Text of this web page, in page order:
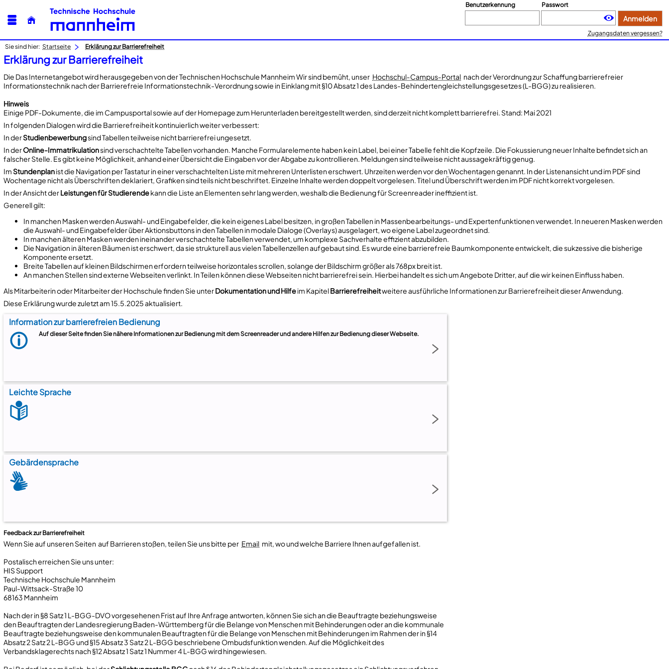
Benutzerkennung Passwort
Anmelden
Zugangsdaten vergessen?
Sie sind hier: Startseite Erklärung zur Barrierefreiheit
Erklärung zur Barrierefreiheit
Die Das Internetangebot wird herausgegeben von der Technischen Hochschule Mannheim Wir sind bemüht, unser Hochschul‑Campus‑Portal nach der Verordnung zur Schaffung barrierefreier
Informationstechnik nach der Barrierefreie Informationstechnik-Verordnung sowie in Einklang mit §10 Absatz 1 des Landes-Behindertengleichstellungsgesetzes (L-BGG) zu realisieren.
Hinweis
Einige PDF-Dokumente, die im Campusportal sowie auf der Homepage zum Herunterladen bereitgestellt werden, sind derzeit nicht komplett barrierefrei. Stand: Mai 2021
In folgenden Dialogen wird die Barrierefreiheit kontinuierlich weiter verbessert:
In derStudienbewerbungsind Tabellen teilweise nicht barrierefrei ungesetzt.
In derOnline-Immatrikulationsind verschachtelte Tabellen vorhanden. Manche Formularelemente haben kein Label, bei einer Tabelle fehlt die Kopfzeile. Die Fokussierung neuer Inhalte befindet sich an
falscher Stelle. Es gibt keine Möglichkeit, anhand einer Übersicht die Eingaben vor der Abgabe zu kontrollieren. Meldungen sind teilweise nicht aussagekräftig genug.
Im Stundenplanist die Navigation per Tastatur in einer verschachtelten Liste mit mehreren Unterlisten erschwert. Uhrzeiten werden vor den Wochentagen genannt. In der Listenansicht und im PDF sind
Wochentage nicht als Überschriften deklariert, Grafiken sind teils nicht beschriftet. Einzelne Inhalte werden doppelt vorgelesen. Titel und Überschrift werden im PDF nicht korrekt vorgelesen.
In der Ansicht derLeistungen für Studierendekann die Liste an Elementen sehr lang werden, weshalb die Bedienung für Screenreader ineffizient ist.
Generell gilt:
In manchen Masken werden Auswahl- und Eingabefelder, die kein eigenes Label besitzen, in großen Tabellen in Massenbearbeitungs- und Expertenfunktionen verwendet. In neueren Masken werden
die Auswahl- und Eingabefelder über Aktionsbuttons in den Tabellen in modale Dialoge (Overlays) ausgelagert, wo eigene Label zugeordnet sind.
In manchen älteren Masken werden ineinander verschachtelte Tabellen verwendet, um komplexe Sachverhalte effizient abzubilden.
Die Navigation in älteren Bäumen ist erschwert, da sie strukturell aus vielen Tabellenzellen aufgebaut sind. Es wurde eine barrierefreie Baumkomponente entwickelt, die sukzessive die bisherige
Komponente ersetzt.
Breite Tabellen auf kleinen Bildschirmen erfordern teilweise horizontales scrollen, solange der Bildschirm größer als 768px breit ist.
An manchen Stellen sind externe Webseiten verlinkt. In Teilen können diese Webseiten nicht barrierefrei sein. Hierbei handelt es sich um Angebote Dritter, auf die wir keinen Einfluss haben.
Als Mitarbeiterin oder Mitarbeiter der Hochschule finden Sie unterDokumentation und Hilfeim KapitelBarrierefreiheitweitere ausführliche Informationen zur Barrierefreiheit dieser Anwendung.
Diese Erklärung wurde zuletzt am 15.5.2025 aktualisiert.
Information zur barrierefreien Bedienung
Auf dieser Seite finden Sie nähere Informationen zur Bedienung mit dem Screenreader und andere Hilfen zur Bedienung dieser Webseite.
Leichte Sprache
Gebärdensprache
Feedbackzur Barrierefreiheit
Wenn Sie auf unseren Seiten auf Barrieren stoßen, teilen Sie uns bitte per Email mit, wo und welche Barriere Ihnen aufgefallen ist.
Postalisch erreichen Sie uns unter:
HIS Support
Technische Hochschule Mannheim
Paul-Wittsack-Straße 10
68163 Mannheim
Nach der in §8 Satz 1 L-BGG-DVO vorgesehenen Frist auf Ihre Anfrage antworten, können Sie sich an die Beauftragte beziehungsweise
den Beauftragten der Landesregierung Baden-Württemberg für die Belange von Menschen mit Behinderungen oder an die kommunale
Beauftragte beziehungsweise den kommunalen Beauftragten für die Belange von Menschen mit Behinderungen im Rahmen der in §14
Absatz 2 Satz 2 L-BGG und §15 Absatz 3 Satz 2 L-BGG beschriebene Ombudsfunktion wenden. Auf die Möglichkeit des
Verbandsklagerechts nach §12 Absatz 1 Satz 1 Nummer 4 L-BGG wird hingewiesen.